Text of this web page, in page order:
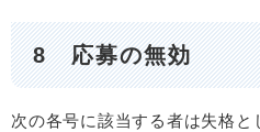
8 応募の無効
次の各号に該当する者は失格